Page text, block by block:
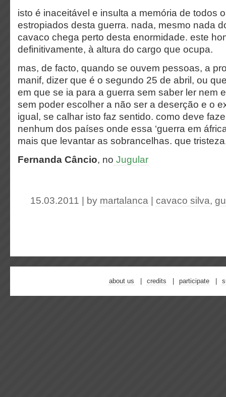
isto é inaceitável e insulta a memória de todos
estropiados desta guerra. nada, mesmo nada
cavaco chega perto desta enormidade. este
definitivamente, à altura do cargo que ocupa.
mas, de facto, quando se ouvem pessoas, a
manif, dizer que é o segundo 25 de abril, ou
em que se ia para a guerra sem saber ler nem
sem poder escolher a não ser a deserção e o
igual, se calhar isto faz sentido. como deve
nenhum dos países onde essa ‘guerra em
mais que levantar as sobrancelhas. que
Fernanda Câncio, no Jugular
15.03.2011 | by martalanca cavaco silva,
about us credits participate